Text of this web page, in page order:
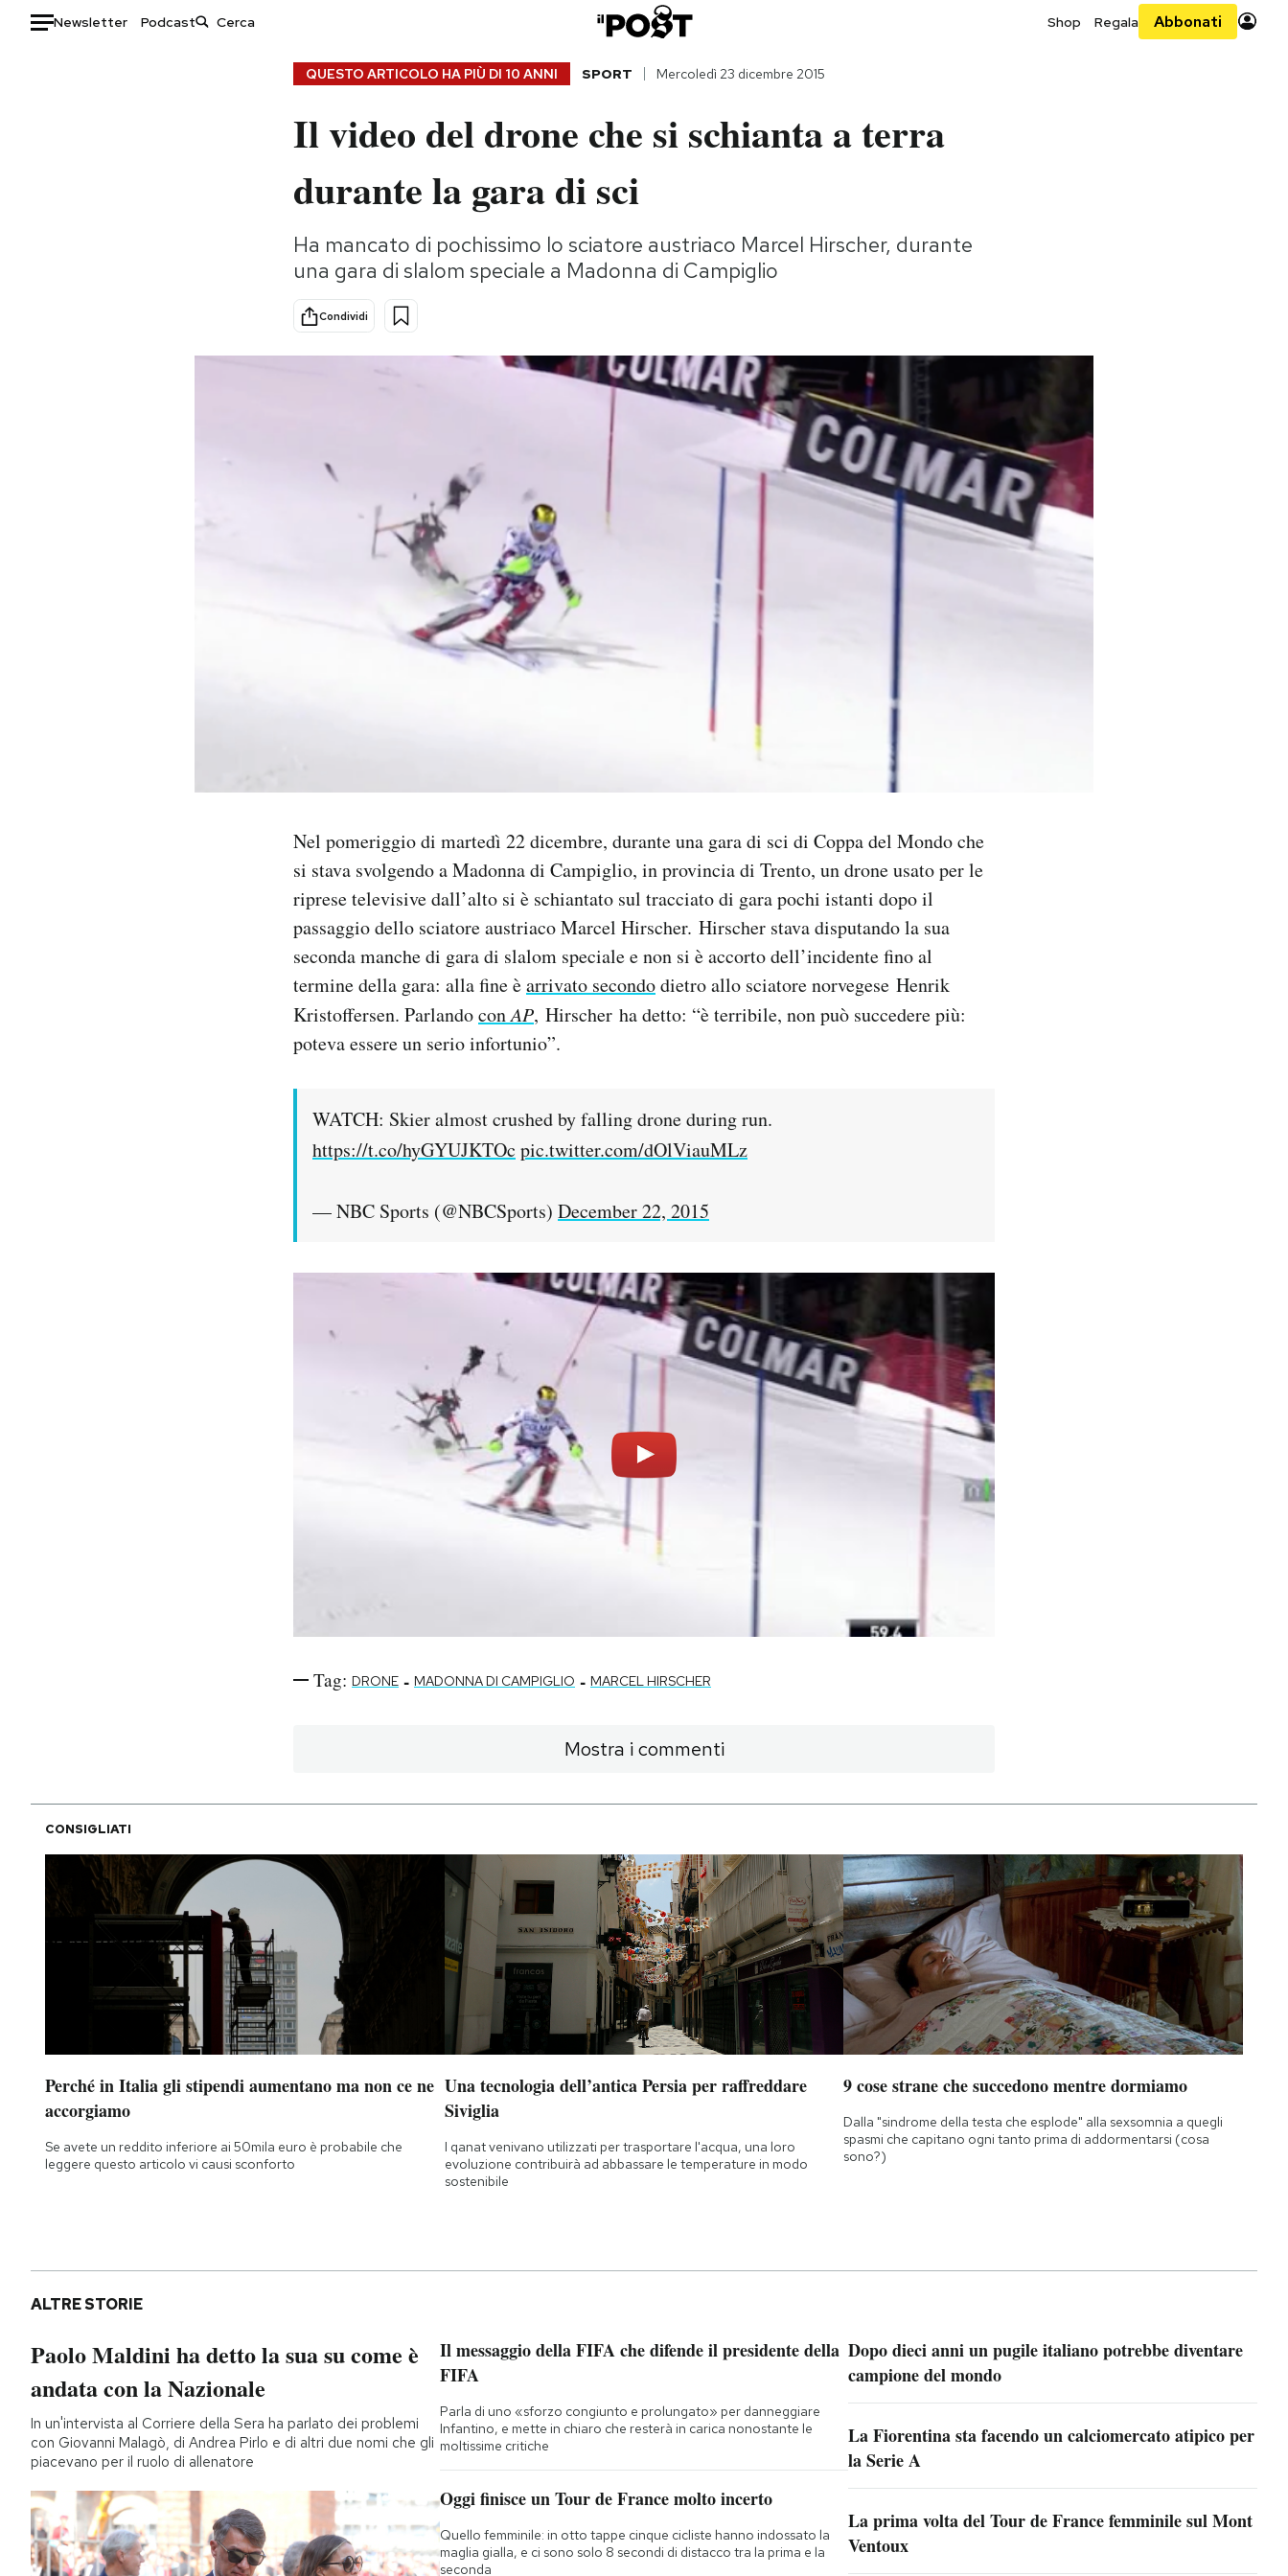
Newsletter Podcast Shop Regala Abbonati
Storie/Idee
Ok Boomer!
Altrecose
QUESTO ARTICOLO HA PIÙ DI 10 ANNI SPORT Mercoledì 23 dicembre 2015
Il video del drone che si schianta a terra
durante la gara di sci
Ha mancato di pochissimo lo sciatore austriaco Marcel Hirscher, durante
una gara di slalom speciale a Madonna di Campiglio
Condividi
Nel pomeriggio di martedì 22 dicembre, durante una gara di sci di Coppa del Mondo che
si stava svolgendo a Madonna di Campiglio, in provincia di Trento, un drone usato per le
riprese televisive dall’alto si è schiantato sul tracciato di gara pochi istanti dopo il
passaggio dello sciatore austriaco Marcel Hirscher. Hirscher stava disputando la sua
seconda manche di gara di slalom speciale e non si è accorto dell’incidente fino al
termine della gara: alla fine èarrivato secondodietro allo sciatore norvegese Henrik
Kristoffersen. ParlandoconAP, Hirscher ha detto: “è terribile, non può succedere più:
poteva essere un serio infortunio”.
WATCH: Skier almost crushed by falling drone during run.
https://t.co/hyGYUJKTOc pic.twitter.com/dOlViauMLz
— NBC Sports (@NBCSports) December 22, 2015
Tag: DRONE - MADONNA DI CAMPIGLIO - MARCEL HIRSCHER
Mostra i commenti
CONSIGLIATI
Perché in Italia gli stipendi aumentano ma non ce ne
accorgiamo
Se avete un reddito inferiore ai 50mila euro è probabile che
leggere questo articolo vi causi sconforto
Una tecnologia dell’antica Persia per raffreddare
Siviglia
I qanat venivano utilizzati per trasportare l'acqua, una loro
evoluzione contribuirà ad abbassare le temperature in modo
sostenibile
9 cose strane che succedono mentre dormiamo
Dalla "sindrome della testa che esplode" alla sexsomnia a quegli
spasmi che capitano ogni tanto prima di addormentarsi (cosa
sono?)
ALTRE STORIE
Paolo Maldini ha detto la sua su come è
andata con la Nazionale
In un'intervista al Corriere della Sera ha parlato dei problemi
con Giovanni Malagò, di Andrea Pirlo e di altri due nomi che gli
piacevano per il ruolo di allenatore
Il messaggio della FIFA che difende il presidente della
FIFA
Parla di uno «sforzo congiunto e prolungato» per danneggiare
Infantino, e mette in chiaro che resterà in carica nonostante le
moltissime critiche
Oggi finisce un Tour de France molto incerto
Quello femminile: in otto tappe cinque cicliste hanno indossato la
maglia gialla, e ci sono solo 8 secondi di distacco tra la prima e la
seconda
Dopo dieci anni un pugile italiano potrebbe diventare
campione del mondo
La Fiorentina sta facendo un calciomercato atipico per
la Serie A
La prima volta del Tour de France femminile sul Mont
Ventoux